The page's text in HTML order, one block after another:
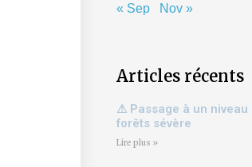
« Sep Nov »
Articles récents
⚠ Passage à un niveau
forêts sévère
Lire plus »